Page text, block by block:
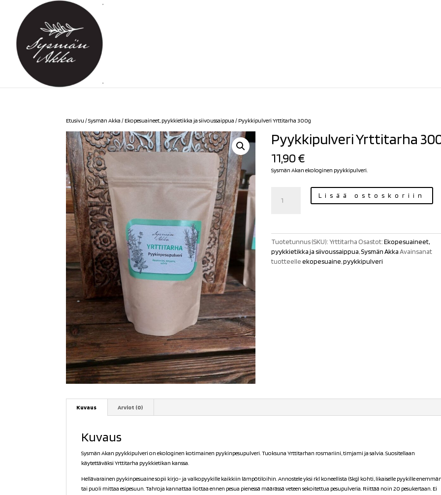
Etusivu /Sysmän Akka / Ekopesuaineet, pyykkietikka ja siivoussaippua / Pyykkipulveri Yrttitarha 300g
Pyykkipulveri Yrttitarha
11,90€
Sysmän Akan ekologinen pyykkipulveri.
Yrttitarha
Lisää ostoskoriin
Tuotetunnus (SKU):Yrttitarha Osastot:Ekopesuaineet,
pyykkietikka ja siivoussaippua,Sysmän AkkaAvainsanat
tuotteelleekopesuaine,pyykkipulveri
Kuvaus Arviot (0)
Kuvaus
Sysmän Akan pyykkipulveri on ekologinen kotimainen pyykinpesupulveri. Tuoksuna Yrttitarhan rosmariini, timjami ja salvia. Suositellaan
käytettäväksi Yrttitarha pyykkietikan kanssa.
Hellävarainen pyykinpesuaine sopii kirjo- ja valkopyykille kaikkiin lämpötiloihin. Annostele yksi rkl koneellista (5kg) kohti, likaiselle pyykille
tai puoli mittaa esipesuun. Tahroja kannattaa liottaa ennen pesua pienessä määrässä veteen sekoitettua pesupulveria. Riittää noin 20 pesukertaan. Ei